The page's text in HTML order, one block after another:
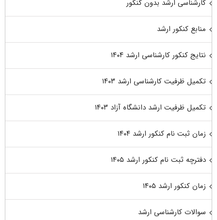
کارشناسی ارشد بدون کنکور
منابع کنکور ارشد
نتایج کنکور کارشناسی ارشد ۱۴۰۴
تکمیل ظرفیت کارشناسی ارشد ۱۴۰۳
تکمیل ظرفیت ارشد دانشگاه آزاد ۱۴۰۳
زمان ثبت نام کنکور ارشد ۱۴۰۴
دفترچه ثبت نام کنکور ارشد ۱۴۰۵
زمان کنکور ارشد ۱۴۰۵
سوالات کارشناسی ارشد